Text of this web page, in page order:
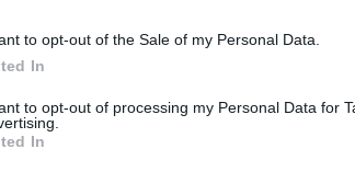
to opt-out of the Sale of my Personal Data.
In
to opt-out of processing my Personal Data for
In
και στο Instagram